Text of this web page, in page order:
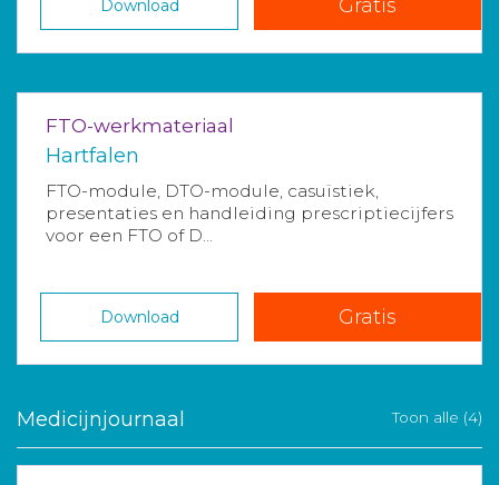
Download Gratis
FTO-werkmateriaal
Hartfalen
FTO-module, DTO-module, casuïstiek,
presentaties en handleiding prescriptiecijfers
voor een FTO of D...
Download Gratis
Medicijnjournaal Toon alle (4)